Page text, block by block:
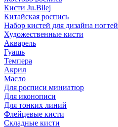
Кисти Ju.Bilej
Китайская роспись
Набор кистей для дизайна ногтей
Художественные кисти
Акварель
Гуашь
Темпера
Акрил
Масло
Для росписи миниатюр
Для иконописи
Для тонких линий
Флейцевые кисти
Складные кисти